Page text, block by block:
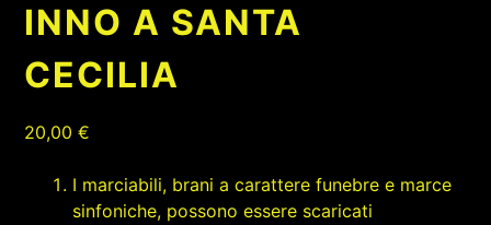
INNO A SANTA
CECILIA
20,00€
I marciabili, brani a carattere funebre e marce
sinfoniche, possono essere scaricati